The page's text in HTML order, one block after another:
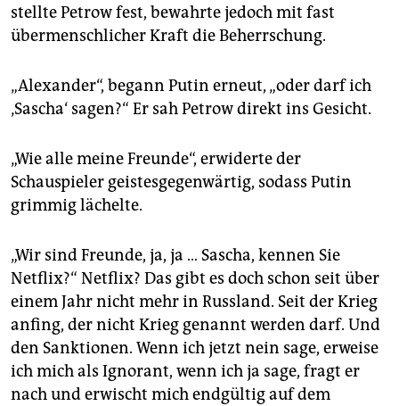
stellte Petrow fest, bewahrte jedoch mit fast
übermenschlicher Kraft die Beherrschung.
„Alexander“, begann Putin erneut, „oder darf ich
‚Sascha‘ sagen?“ Er sah Petrow direkt ins Gesicht.
„Wie alle meine Freunde“, erwiderte der
Schauspieler geistesgegenwärtig, sodass Putin
grimmig lächelte.
„Wir sind Freunde, ja, ja … Sascha, kennen Sie
Netflix?“ Netflix? Das gibt es doch schon seit über
einem Jahr nicht mehr in Russland. Seit der Krieg
anfing, der nicht Krieg genannt werden darf. Und
den Sanktionen. Wenn ich jetzt nein sage, erweise
ich mich als Ignorant, wenn ich ja sage, fragt er
nach und erwischt mich endgültig auf dem